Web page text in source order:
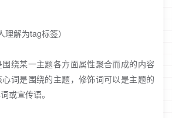
解为tag标签）
绕某一主题各方面属性聚合而成的内容
词是围绕的主题，修饰词可以是主题的
或宣传语。